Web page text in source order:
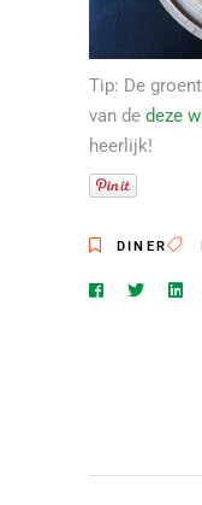
Tip: De
van de deze
heerlijk!
DINER